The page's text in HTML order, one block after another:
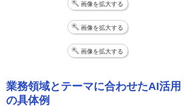
画像を拡大する
画像を拡大する
画像を拡大する
業務領域とテーマに合わせたAI活用
の具体例